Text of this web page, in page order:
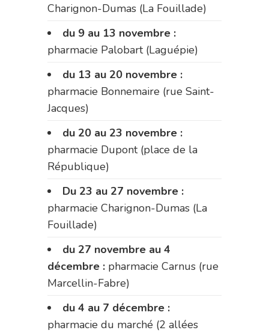
Charignon-Dumas (La Fouillade)
du 9 au 13 novembre :
pharmacie Palobart (Laguépie)
du 13 au 20 novembre :
pharmacie Bonnemaire (rue Saint-
Jacques)
du 20 au 23 novembre :
pharmacie Dupont (place de la
République)
Du 23 au 27 novembre :
pharmacie Charignon-Dumas (La
Fouillade)
du 27 novembre au 4
décembre : pharmacie Carnus (rue
Marcellin-Fabre)
du 4 au 7 décembre :
pharmacie du marché (2 allées